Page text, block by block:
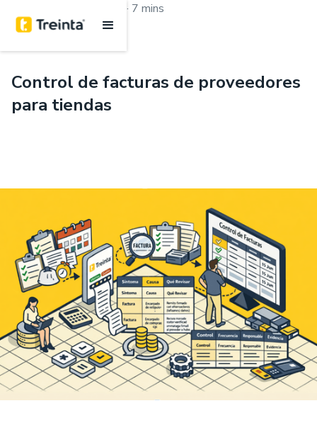
. 7 mins
Control de facturas de proveedores
para tiendas